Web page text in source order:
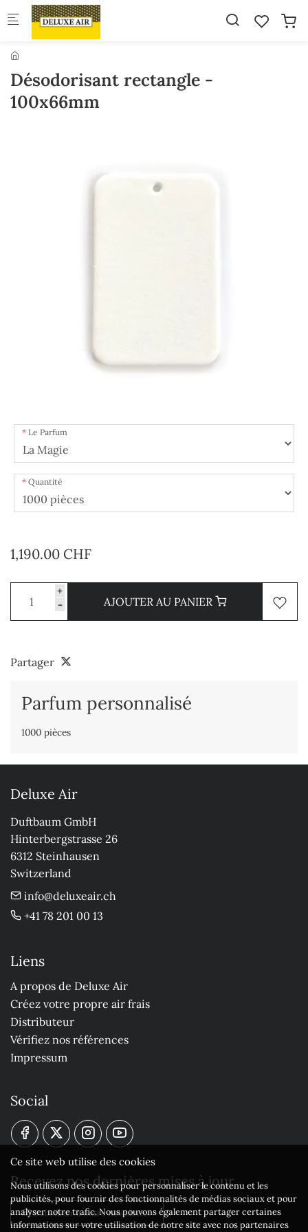
Skip to main content
Désodorisant rectangle -
100x66mm
Le Parfum
Quantité
1,190.00 CHF
+
-
AJOUTER AU PANIER
Partager
Parfum personnalisé
1000 pièces
Deluxe Air
Duftbaum GmbH
Hinterbergstrasse 26
6312 Steinhausen
Switzerland
info@deluxeair.ch
+41 78 201 00 13
Liens
A propos de Deluxe Air
Créez votre propre air frais
Distributeur
Vérifiez nos références
Impressum
Social
Recevez nos dernières mises à jour
S'abonner à notre newsletter
Ce site web utilise des cookies
Nous utilisons des cookies pour personnaliser le contenu et les
publicités, pour fournir des fonctionnalités de médias sociaux et pour
analyser notre trafic. Nous pouvons également partager certaines
informations sur votre utilisation de notre site avec nos partenaires